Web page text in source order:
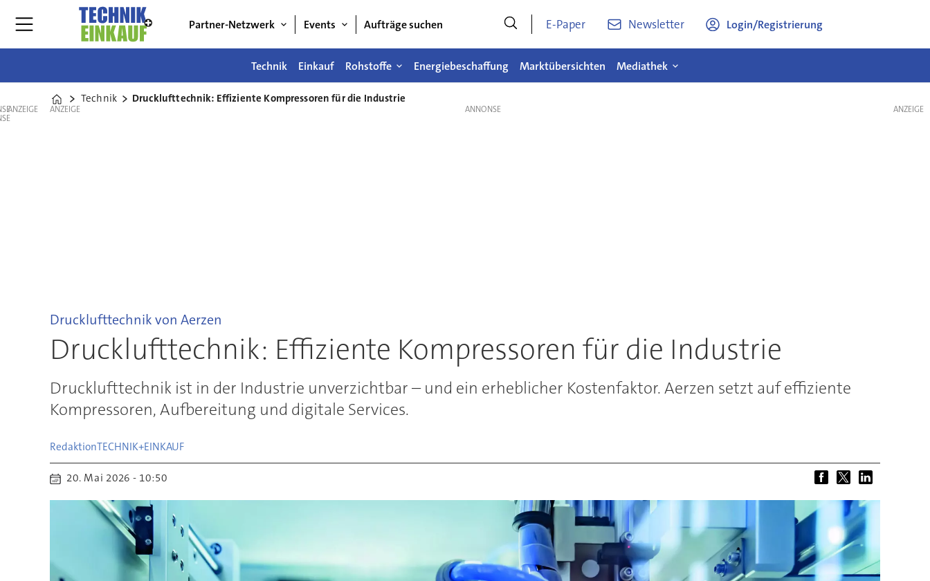
Partner-Netzwerk Events Aufträge suchen E-Paper Newsletter Login/Registrierung
Technik Einkauf Rohstoffe Energiebeschaffung Marktübersichten Mediathek
Home
Technik Drucklufttechnik: Effiziente Kompressoren für die Industrie
ANZEIGE ANZEIGE
Drucklufttechnik von Aerzen
Drucklufttechnik: Effiziente Kompressoren für die Industrie
Drucklufttechnik ist in der Industrie unverzichtbar – und ein erheblicher Kostenfaktor. Aerzen setzt auf effiziente
Kompressoren, Aufbereitung und digitale Services.
RedaktionTECHNIK+EINKAUF
20. Mai 2026 - 10:50
ANZEIGE